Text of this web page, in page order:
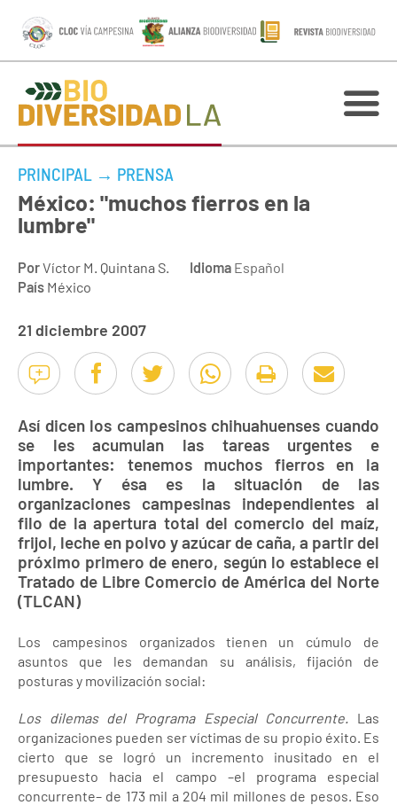
PRINCIPAL → PRENSA
México: "muchos fierros en la
lumbre"
PorVíctor M. Quintana S. Idioma Español
País México
21 diciembre 2007
Así dicen los campesinos chihuahuenses cuando
se les acumulan las tareas urgentes e
importantes: tenemos muchos fierros en la
lumbre. Y ésa es la situación de las
organizaciones campesinas independientes al
filo de la apertura total del comercio del maíz,
frijol, leche en polvo y azúcar de caña, a partir del
próximo primero de enero, según lo establece el
Tratado de Libre Comercio de América del Norte
(TLCAN)
Los campesinos organizados tienen un cúmulo de
asuntos que les demandan su análisis, fijación de
posturas y movilización social:
Los dilemas del Programa Especial Concurrente. Las
organizaciones pueden ser víctimas de su propio éxito. Es
cierto que se logró un incremento inusitado en el
presupuesto hacia el campo –el programa especial
concurrente– de 173 mil a 204 mil millones de pesos. Eso